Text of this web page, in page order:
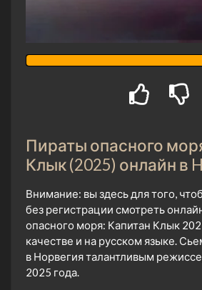
Пираты опасного
Клык (2025) онлайн в
Внимание: вы здесь для того,
без регистрации смотреть
опасного моря: Капитан Клык
качестве и на русском языке.
в Норвегия талантливым
2025 года.